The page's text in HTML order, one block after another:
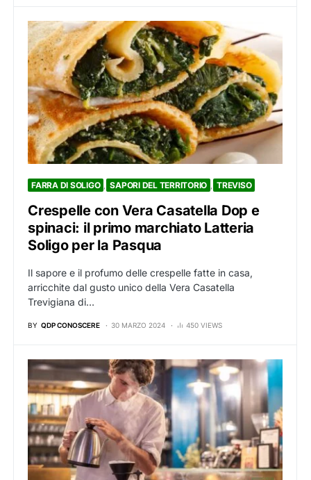
FARRA DI SOLIGO SAPORI DEL TERRITORIO TREVISO
Crespelle con Vera Casatella Dop e
spinaci: il primo marchiato Latteria
Soligo per la Pasqua
Il sapore e il profumo delle crespelle fatte in casa,
arricchite dal gusto unico della Vera Casatella
Trevigiana di…
BY QDP CONOSCERE 30 MARZO 2024 450 VIEWS